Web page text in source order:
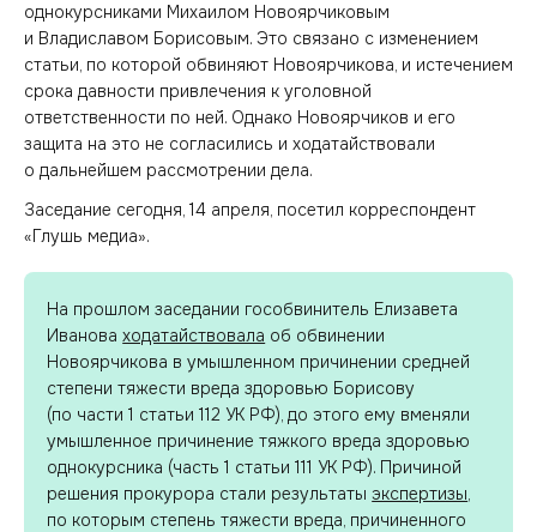
однокурсниками Михаилом Новоярчиковым
и Владиславом Борисовым. Это связано с изменением
статьи, по которой обвиняют Новоярчикова, и истечением
срока давности привлечения к уголовной
ответственности по ней. Однако Новоярчиков и его
защита на это не согласились и ходатайствовали
о дальнейшем рассмотрении дела.
Заседание сегодня, 14 апреля, посетил корреспондент
«Глушь медиа».
На прошлом заседании гособвинитель Елизавета
Ивановаходатайствовала об обвинении
Новоярчикова в умышленном причинении средней
степени тяжести вреда здоровью Борисову
(по части 1 статьи 112 УК РФ), до этого ему вменяли
умышленное причинение тяжкого вреда здоровью
однокурсника (часть 1 статьи 111 УК РФ). Причиной
решения прокурора стали результатыэкспертизы,
по которым степень тяжести вреда, причиненного